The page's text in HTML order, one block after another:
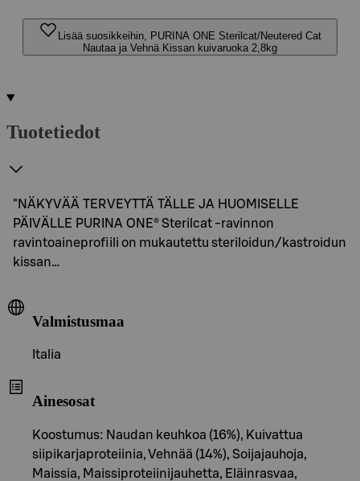
Lisää suosikkeihin, PURINA ONE Sterilcat/Neutered Cat
Nautaa ja Vehnä Kissan kuivaruoka 2,8kg
Tuotetiedot
"NÄKYVÄÄ TERVEYTTÄ TÄLLE JA HUOMISELLE
PÄIVÄLLE PURINA ONE® Sterilcat -ravinnon
ravintoaineprofiili on mukautettu steriloidun/kastroidun
kissan…
Valmistusmaa
Italia
Ainesosat
Koostumus: Naudan keuhkoa (16%), Kuivattua
siipikarjaproteiinia, Vehnää (14%), Soijajauhoja,
Maissia, Maissiproteiinijauhetta, Eläinrasvaa,